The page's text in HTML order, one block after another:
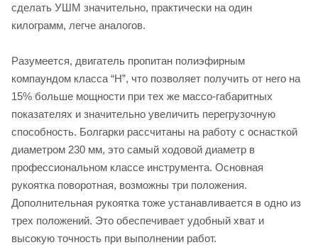
сделать УШМ значительно, практически на один
килограмм, легче аналогов.
Разумеется, двигатель пропитан полиэфирным
компаундом класса “H”, что позволяет получить от него на
15% больше мощности при тех же массо-габаритных
показателях и значительно увеличить перегрузочную
способность. Болгарки рассчитаны на работу с оснасткой
диаметром 230 мм, это самый ходовой диаметр в
профессиональном классе инструмента. Основная
рукоятка поворотная, возможны три положения.
Дополнительная рукоятка тоже устанавливается в одно из
трех положений. Это обеспечивает удобный хват и
высокую точность при выполнении работ.